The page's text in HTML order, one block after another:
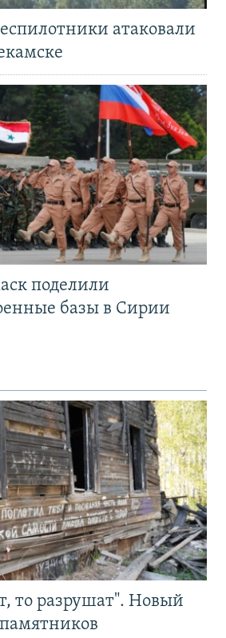
атаковали
поделили
базы в Сирии
то разрушат". Новый